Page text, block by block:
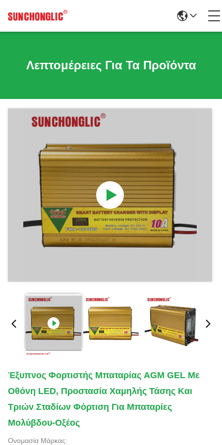
Λεπτομέρειες Για Τα Προϊόντα
Έξυπνος Φορτιστής Μπαταρίας AGM GEL Με
Οθόνη LED, Προστασία Χαμηλής Τάσης Και
Τριών Σταδίων Φόρτιση Για Μπαταρίες
Μολύβδου-Οξέος
Ονομασία Μάρκας: